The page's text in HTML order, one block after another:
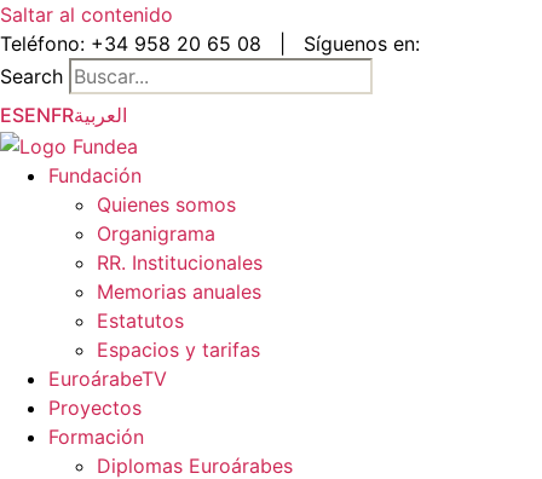
Saltar al contenido
Teléfono: +34 958 20 65 08
Síguenos en:
Search
ESENFRالعربية
Fundación
Quienes somos
Organigrama
RR. Institucionales
Memorias anuales
Estatutos
Espacios y tarifas
EuroárabeTV
Proyectos
Formación
Diplomas Euroárabes